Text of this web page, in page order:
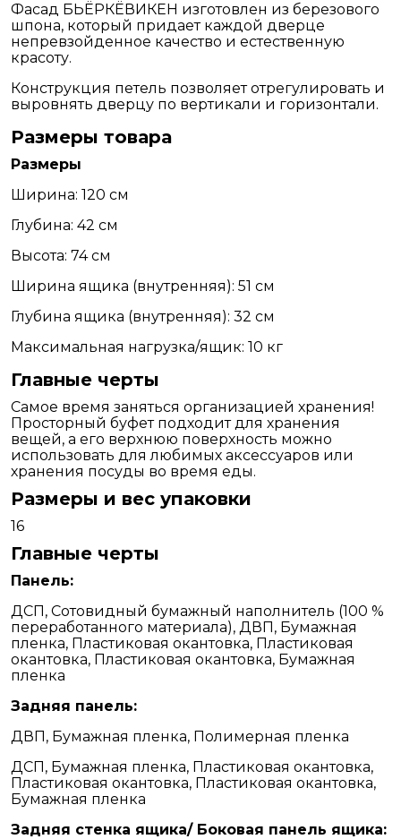
Фасад БЬЁРКЁВИКЕН изготовлен из березового
шпона, который придает каждой дверце
непревзойденное качество и естественную
красоту.
Конструкция петель позволяет отрегулировать и
выровнять дверцу по вертикали и горизонтали.
Размеры товара
Размеры
Ширина: 120 см
Глубина: 42 см
Высота: 74 см
Ширина ящика (внутренняя): 51 см
Глубина ящика (внутренняя): 32 см
Максимальная нагрузка/ящик: 10 кг
Главные черты
Самое время заняться организацией хранения!
Просторный буфет подходит для хранения
вещей, а его верхнюю поверхность можно
использовать для любимых аксессуаров или
хранения посуды во время еды.
Размеры и вес упаковки
16
Главные черты
Панель:
ДСП, Сотовидный бумажный наполнитель (100 %
переработанного материала), ДВП, Бумажная
пленка, Пластиковая окантовка, Пластиковая
окантовка, Пластиковая окантовка, Бумажная
пленка
Задняя панель:
ДВП, Бумажная пленка, Полимерная пленка
ДСП, Бумажная пленка, Пластиковая окантовка,
Пластиковая окантовка, Пластиковая окантовка,
Бумажная пленка
Задняя стенка ящика/ Боковая панель ящика: